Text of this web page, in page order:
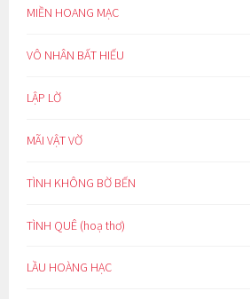
MIỀN HOANG MẠC
VÔ NHÂN BẤT HIẾU
LẬP LỜ
MÃI VẬT VỜ
TÌNH KHÔNG BỜ BẾN
TÌNH QUÊ (hoạ thơ)
LẦU HOÀNG HẠC